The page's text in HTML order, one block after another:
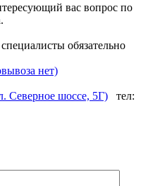
вас вопрос по
обязательно
нет)
Северное шоссе, 5Г)
тел: